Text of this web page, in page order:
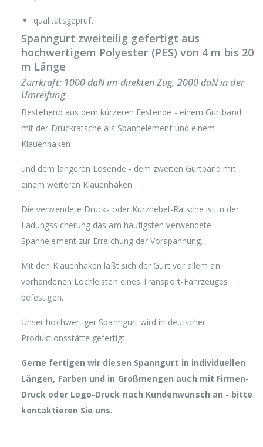
qualitätsgeprüft
Spanngurt zweiteilig gefertigt aus
hochwertigem Polyester (PES) von 4 m bis 20
m Länge
Zurrkraft: 1000 daN im direkten Zug, 2000 daN in der
Umreifung
Bestehend aus dem kürzeren Festende - einem Gurtband
mit der Druckratsche als Spannelement und einem
Klauenhaken
und dem längeren Losende - dem zweiten Gurtband mit
einem weiteren Klauenhaken.
Die verwendete Druck- oder Kurzhebel-Ratsche ist in der
Ladungssicherung das am häufigsten verwendete
Spannelement zur Erreichung der Vorspannung.
Mit den Klauenhaken läßt sich der Gurt vor allem an
vorhandenen Lochleisten eines Transport-Fahrzeuges
befestigen.
Unser hochwertiger Spanngurt wird in deutscher
Produktionsstätte gefertigt.
Gerne fertigen wir diesen Spanngurt in individuellen
Längen, Farben und in Großmengen auch mit Firmen-
Druck oder Logo-Druck nach Kundenwunsch an - bitte
kontaktieren Sie uns.